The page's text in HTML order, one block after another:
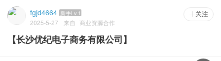
fgjd4664 新手Lv.1
2025-5-27 来自 商业资源合作
 关注
【长沙优纪电子商务有限公司】